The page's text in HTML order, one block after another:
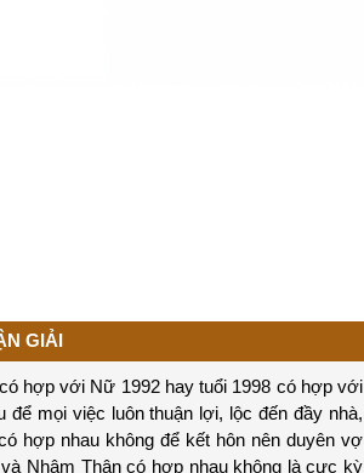
GIẢI
hợp với Nữ 1992 hay tuổi 1998 có hợp với
mọi việc luôn thuận lợi, lộc đến đầy nhà,
hợp nhau không để kết hôn nên duyên vợ
Nhâm Thân có hợp nhau không là cực kỳ